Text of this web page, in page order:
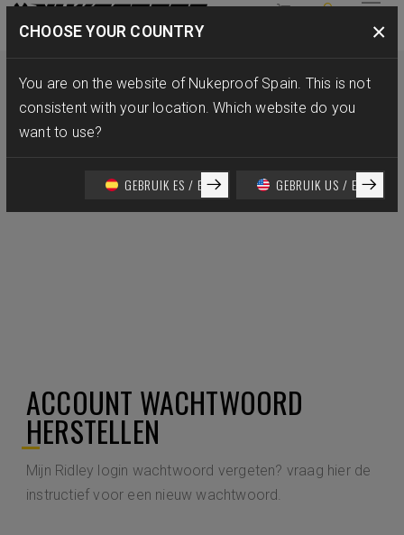
ACCOUNT WACHTWOORD
HERSTELLEN
Mijn Ridley login wachtwoord vergeten? vraag hier de
instructief voor een nieuw wachtwoord.
CHOOSE YOUR COUNTRY ×
You are on the website of Nukeproof Spain. This is not
consistent with your location. Which website do you
want to use?
GEBRUIK ES / ES GEBRUIK US / EN